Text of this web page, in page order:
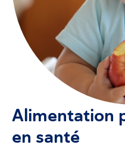
Alimentation
en santé